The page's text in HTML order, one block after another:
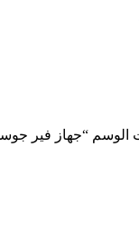
الوسم “جهاز فير